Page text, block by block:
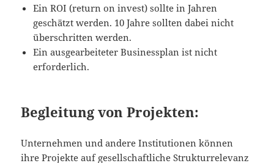
Ein ROI (return on invest) sollte in Jahren
geschätzt werden. 10 Jahre sollten dabei nicht
überschritten werden.
Ein ausgearbeiteter Businessplan ist nicht
erforderlich.
Begleitung von Projekten:
Unternehmen und andere Institutionen können
ihre Projekte auf gesellschaftliche Strukturrelevanz